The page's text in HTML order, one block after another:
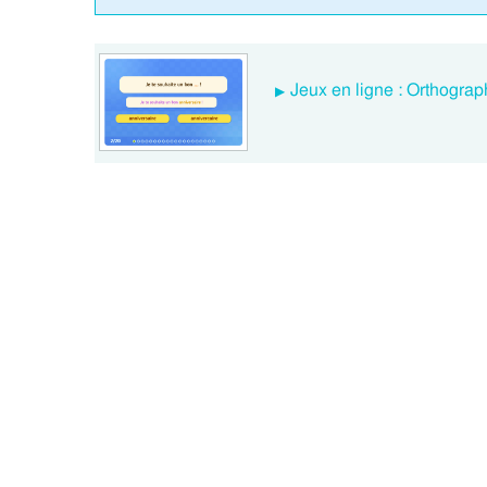
Jeux en ligne :